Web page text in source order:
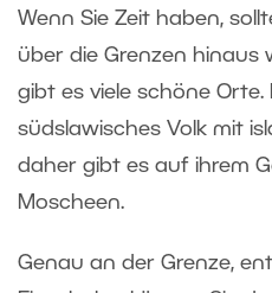
Wenn Sie Zeit haben,
über die Grenzen hinaus
gibt es viele schöne Orte.
südslawisches Volk mit
daher gibt es auf ihrem
Moscheen.
Genau an der Grenze,